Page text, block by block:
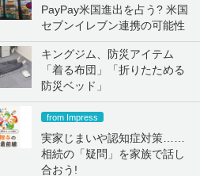
PayPay米国進出を占う? 米国
セブンイレブン連携の可能性
キングジム、防災アイテム
「着る布団」「折りたためる
防災ベッド」
from Impress
実家じまいや認知症対策……
相続の「疑問」を家族で話し
合おう!